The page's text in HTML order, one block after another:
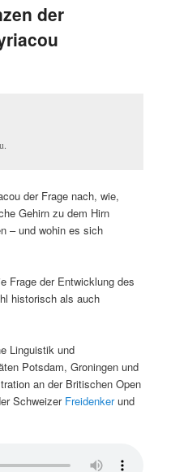
der
der Frage nach, wie,
Gehirn zu dem Hirn
– und wohin es sich
Frage der Entwicklung des
historisch als auch
Linguistik und
Potsdam, Groningen und
an der Britischen Open
Schweizer Freidenkerund